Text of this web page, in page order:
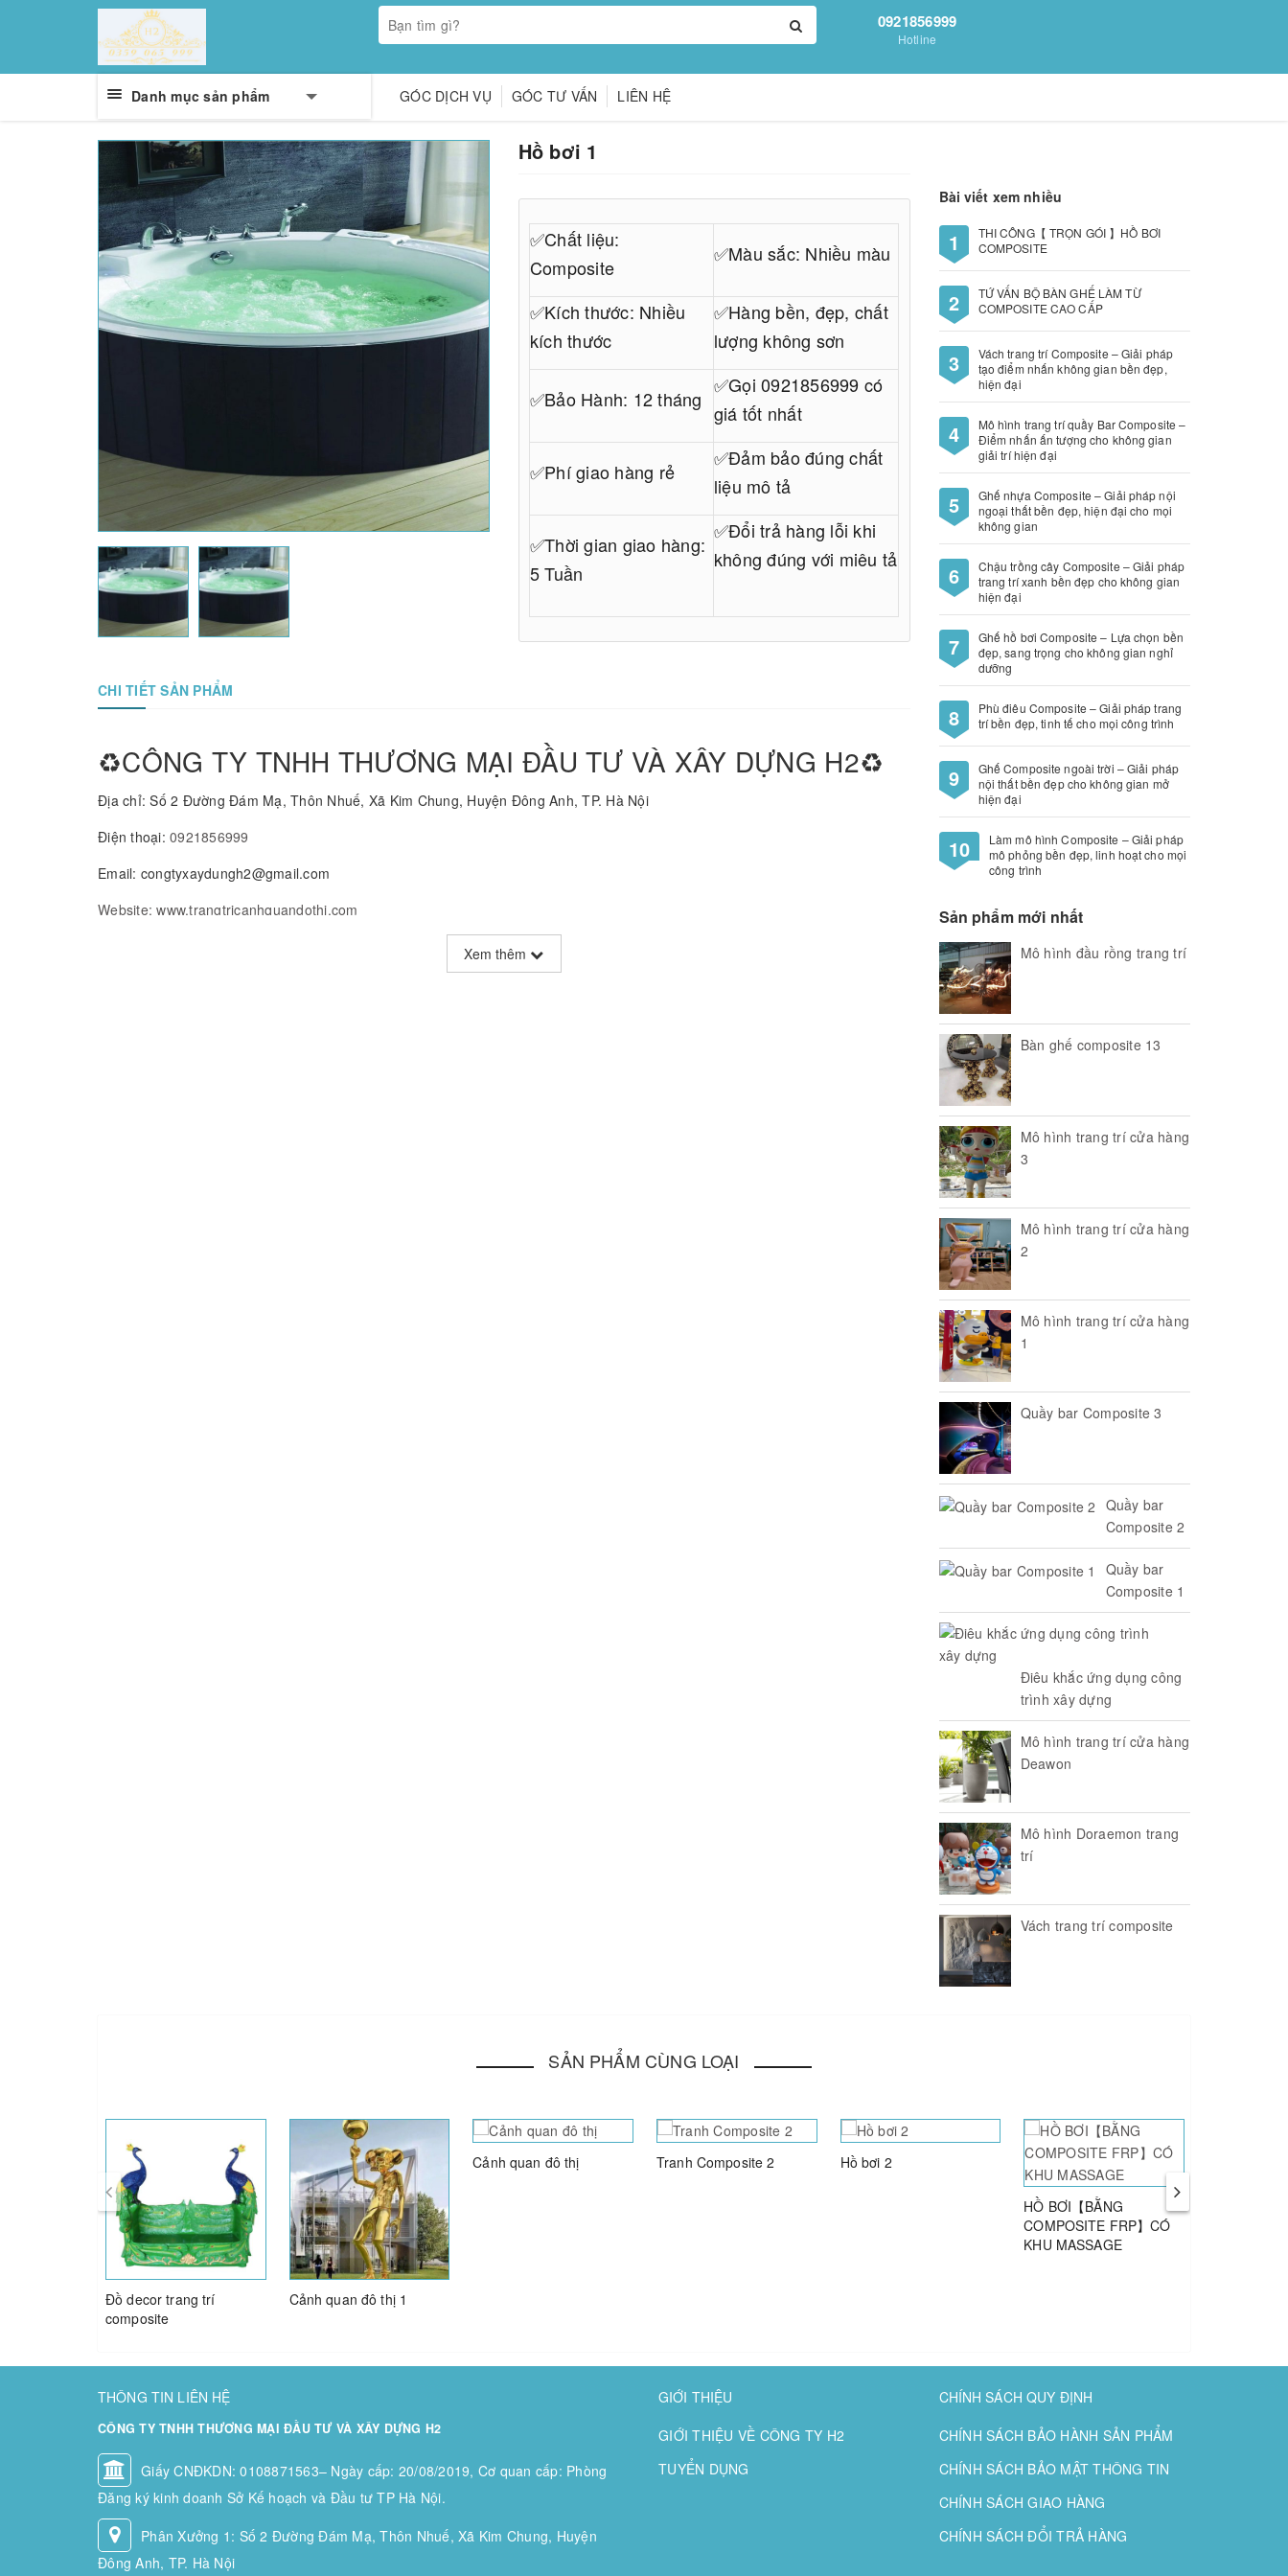
0921856999
Hotline
Danh mục sản phẩm GÓC DỊCH VỤ GÓC TƯ VẤN LIÊN HỆ
Hồ bơi 1
✅Chất liệu:
Composite
✅Màu sắc: Nhiều màu
✅Kích thước: Nhiều
kích thước
✅Hàng bền, đẹp, chất
lượng không sơn
✅Bảo Hành: 12 tháng
✅Gọi 0921856999 có
giá tốt nhất
✅Phí giao hàng rẻ
✅Đảm bảo đúng chất
liệu mô tả
✅Thời gian giao hàng:
5 Tuần
✅Đổi trả hàng lỗi khi
không đúng với miêu tả
CHI TIẾT SẢN PHẨM
♻️CÔNG TY TNHH THƯƠNG MẠI ĐẦU TƯ VÀ XÂY DỰNG H2♻️
Địa chỉ: Số 2 Đường Đám Mạ, Thôn Nhuế, Xã Kim Chung, Huyện Đông Anh, TP. Hà Nội
Điện thoại: 0921856999
Email: congtyxaydungh2@gmail.com
Website: www.trangtricanhquandothi.com
Xem thêm
Bài viết xem nhiều
1
THI CÔNG【 TRỌN GÓI 】HỒ BƠI
COMPOSITE
2
TỨ VẤN BỘ BÀN GHẾ LÀM TỪ
COMPOSITE CAO CẤP
3
Vách trang trí Composite – Giải pháp
tạo điểm nhấn không gian bền đẹp,
hiện đại
4
Mô hình trang trí quầy Bar Composite –
Điểm nhấn ấn tượng cho không gian
giải trí hiện đại
5
Ghế nhựa Composite – Giải pháp nội
ngoại thất bền đẹp, hiện đại cho mọi
không gian
6
Chậu trồng cây Composite – Giải pháp
trang trí xanh bền đẹp cho không gian
hiện đại
7
Ghế hồ bơi Composite – Lựa chọn bền
đẹp, sang trọng cho không gian nghỉ
dưỡng
8
Phù điêu Composite – Giải pháp trang
trí bền đẹp, tinh tế cho mọi công trình
9
Ghế Composite ngoài trời – Giải pháp
nội thất bền đẹp cho không gian mở
hiện đại
10
Làm mô hình Composite – Giải pháp
mô phỏng bền đẹp, linh hoạt cho mọi
công trình
Sản phẩm mới nhất
Mô hình đầu rồng trang trí
Bàn ghế composite 13
Mô hình trang trí cửa hàng
3
Mô hình trang trí cửa hàng
2
Mô hình trang trí cửa hàng
1
Quầy bar Composite 3
Quầy bar
Composite 2
Quầy bar
Composite 1
Điêu khắc ứng dụng công
trình xây dựng
Mô hình trang trí cửa hàng
Deawon
Mô hình Doraemon trang
trí
Vách trang trí composite
SẢN PHẨM CÙNG LOẠI
Đồ decor trang trí
composite
Cảnh quan đô thị 1
Cảnh quan đô thị Tranh Composite 2 Hồ bơi 2
HỒ BƠI【BẰNG
COMPOSITE FRP】CÓ
KHU MASSAGE
THÔNG TIN LIÊN HỆ
CÔNG TY TNHH THƯƠNG MẠI ĐẦU TƯ VÀ XÂY DỰNG H2
Giấy CNĐKDN: 0108871563– Ngày cấp: 20/08/2019, Cơ quan cấp: Phòng
Đăng ký kinh doanh Sở Kế hoạch và Đầu tư TP Hà Nội.
Phân Xưởng 1: Số 2 Đường Đám Mạ, Thôn Nhuế, Xã Kim Chung, Huyện
Đông Anh, TP. Hà Nội
GIỚI THIỆU
GIỚI THIỆU VỀ CÔNG TY H2
TUYỂN DỤNG
CHÍNH SÁCH QUY ĐỊNH
CHÍNH SÁCH BẢO HÀNH SẢN PHẨM
CHÍNH SÁCH BẢO MẬT THÔNG TIN
CHÍNH SÁCH GIAO HÀNG
CHÍNH SÁCH ĐỔI TRẢ HÀNG